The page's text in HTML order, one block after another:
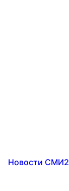
Новости СМИ2